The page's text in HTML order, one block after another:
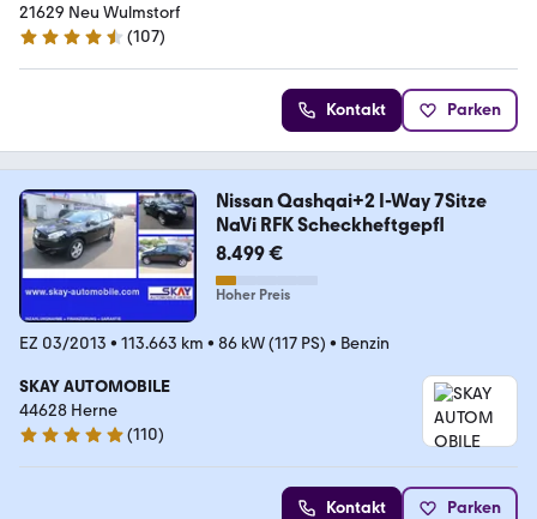
21629 Neu Wulmstorf
4.5 Sterne
(107)
Kontakt Parken
Nissan Qashqai+2 I-Way 7Sitze
NaVi RFK Scheckheftgepfl
8.499 €
Hoher Preis
EZ 03/2013 • 113.663 km • 86 kW (117 PS) • Benzin
SKAY AUTOMOBILE
44628 Herne
5 Sterne
(110)
Kontakt Parken